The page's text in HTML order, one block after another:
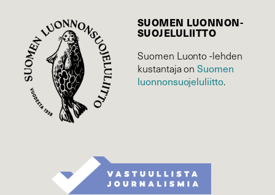
SUOMEN LUONNON­
SUOJELU­LIITTO
Suomen Luonto -lehden
kustantaja onSuomen
luonnonsuojelu­liitto.